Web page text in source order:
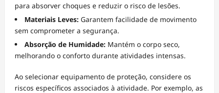
para absorver choques e reduzir o risco de lesões.
Materiais Leves: Garantem facilidade de movimento
sem comprometer a segurança.
Absorção de Humidade: Mantém o corpo seco,
melhorando o conforto durante atividades intensas.
Ao selecionar equipamento de proteção, considere os
riscos específicos associados à atividade. Por exemplo, as